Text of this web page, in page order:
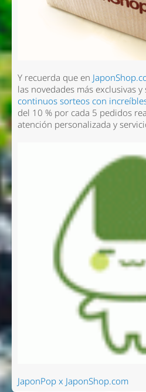
Y recuerda que en
las novedades más exclusivas
continuos sorteos con
del 10 % por cada 5 pedidos
atención personalizada y
JaponPop x JaponShop.com